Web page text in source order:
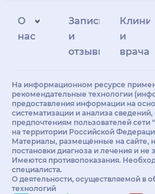
О
нас
Запись
и
отзывы
и
врачам
На информационном ресурсе
рекомендательные технологии
предоставления информации на
систематизации и анализа
предпочтениям пользователей сети
на территории Российской
Материалы, размещённые на сайте,
постановки диагноза и лечения и
Имеются противопоказания.
специалиста.
О деятельности, осуществляемой в
технологий